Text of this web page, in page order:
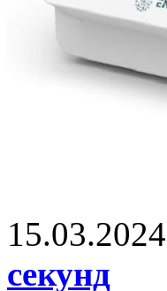
15.03.2024
секунд